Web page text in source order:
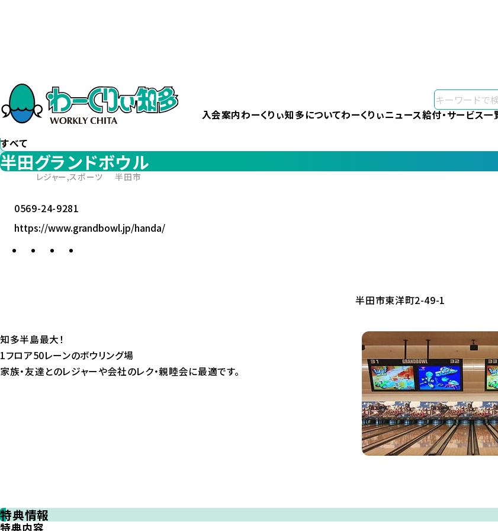
入会案内わーくりぃ知多についてわーくりぃニュース給付・サービス一
カテゴリー から探す
すべて
エリア から探す
すべて
半田グランドボウル
レジャー,スポーツ 半田市
0569-24-9281
https://www.grandbowl.jp/handa/
半田市東洋町2-49-1
知多半島最大！
1フロア50レーンのボウリング場
家族・友達とのレジャーや会社のレク・親睦会に最適です。
特典情報
特典内容